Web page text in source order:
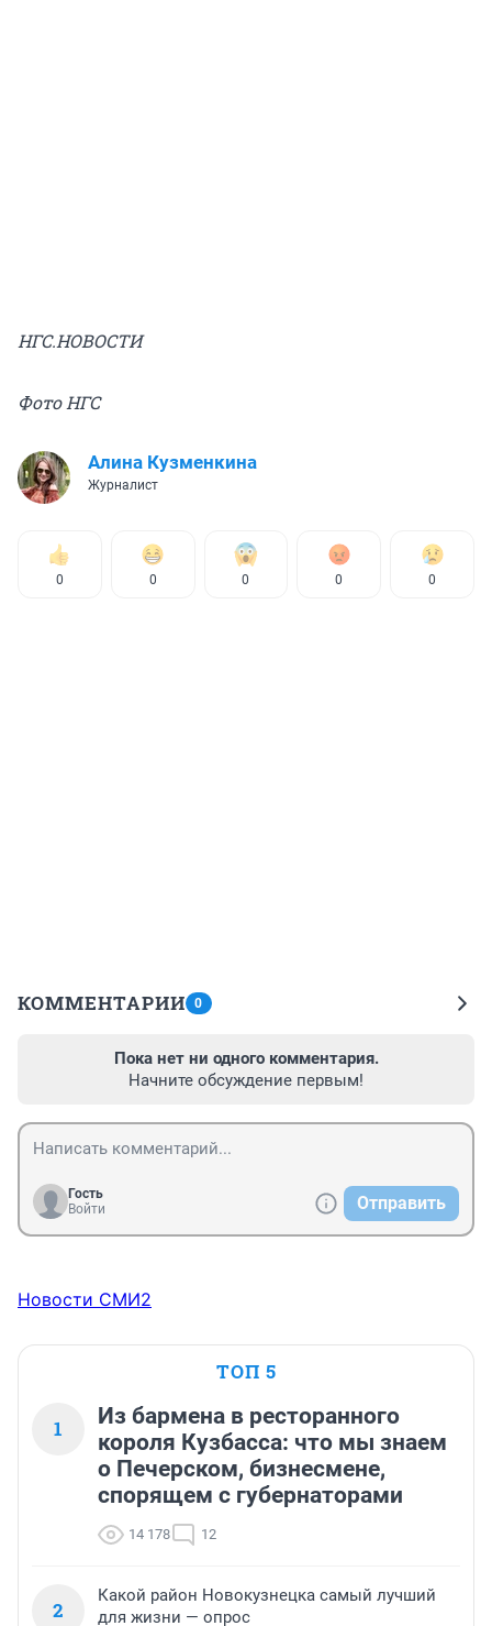
НГС.НОВОСТИ
Фото НГС
Алина Кузменкина
Журналист
0 0 0 0 0
КОММЕНТАРИИ 0
Пока нет ни одного комментария.
Начните обсуждение первым!
Гость
Войти
Отправить
Новости СМИ2
ТОП 5
1
Из бармена в ресторанного
короля Кузбасса: что мы знаем
о Печерском, бизнесмене,
спорящем с губернаторами
14 178 12
2
Какой район Новокузнецка самый лучший
для жизни — опрос